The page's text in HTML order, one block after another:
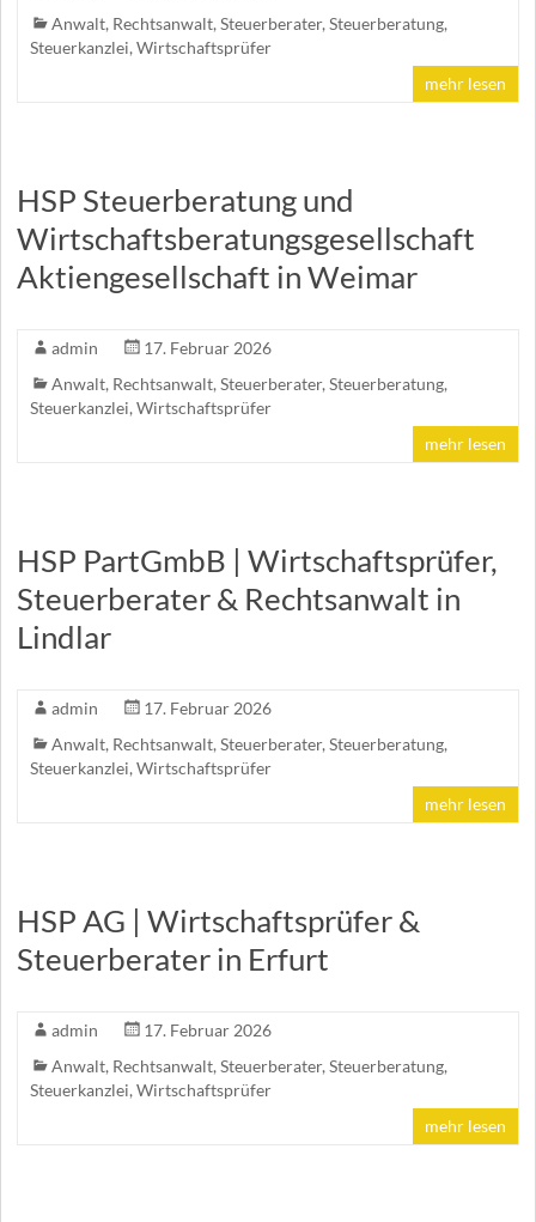
Anwalt, Rechtsanwalt,Steuerberater,Steuerberatung,
Steuerkanzlei,Wirtschaftsprüfer
mehr lesen
HSP Steuerberatung und
Wirtschaftsberatungsgesellschaft
Aktiengesellschaft in Weimar
admin
17. Februar 2026
Anwalt, Rechtsanwalt,Steuerberater,Steuerberatung,
Steuerkanzlei,Wirtschaftsprüfer
mehr lesen
HSP PartGmbB | Wirtschaftsprüfer,
Steuerberater & Rechtsanwalt in
Lindlar
admin
17. Februar 2026
Anwalt, Rechtsanwalt,Steuerberater,Steuerberatung,
Steuerkanzlei,Wirtschaftsprüfer
mehr lesen
HSP AG | Wirtschaftsprüfer &
Steuerberater in Erfurt
admin
17. Februar 2026
Anwalt, Rechtsanwalt,Steuerberater,Steuerberatung,
Steuerkanzlei,Wirtschaftsprüfer
mehr lesen